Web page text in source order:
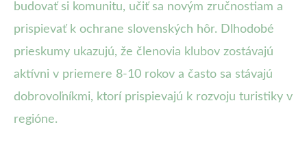
budovať si komunitu, učiť sa novým zručnostiam a
prispievať k ochrane slovenských hôr. Dlhodobé
prieskumy ukazujú, že členovia klubov zostávajú
aktívni v priemere 8-10 rokov a často sa stávajú
dobrovoľníkmi, ktorí prispievajú k rozvoju turistiky v
regióne.